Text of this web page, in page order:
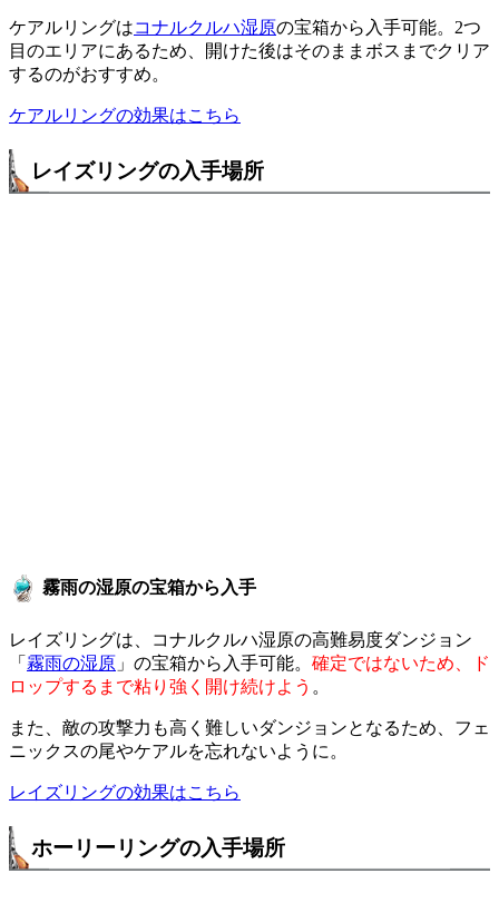
ケアルリングはコナルクルハ湿原の宝箱から入手可能。2つ
目のエリアにあるため、開けた後はそのままボスまでクリア
するのがおすすめ。
ケアルリングの効果はこちら
レイズリングの入手場所
霧雨の湿原の宝箱から入手
レイズリングは、コナルクルハ湿原の高難易度ダンジョン
「 霧雨の湿原 」の宝箱から入手可能。 確定ではないため、ド
ロップするまで粘り強く開け続けよう 。
また、敵の攻撃力も高く難しいダンジョンとなるため、フェ
ニックスの尾やケアルを忘れないように。
レイズリングの効果はこちら
ホーリーリングの入手場所